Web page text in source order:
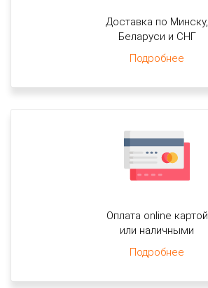
Доставка по Минску,
Беларуси и СНГ
Подробнее
Оплата online картой
или наличными
Подробнее